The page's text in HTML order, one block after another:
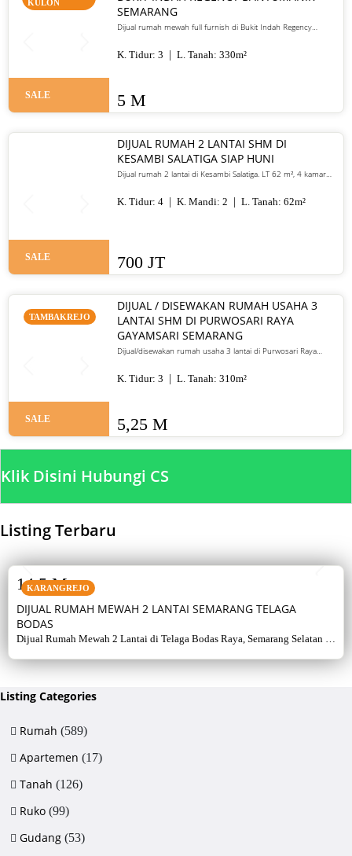
KULON
SALE
SEMARANG
Dijual rumah mewah full furnish di Bukit Indah Regency
premium. Harga 5 M nego
K. Tidur: 3 L. Tanah: 330m²
5 M
SALE
DIJUAL RUMAH 2 LANTAI SHM DI
KESAMBI SALATIGA SIAP HUNI
Dijual rumah 2 lantai di Kesambi Salatiga. LT 62 m², 4 kamar
K. Tidur: 4 K. Mandi: 2 L. Tanah: 62m²
700 JT
TAMBAKREJO
SALE
DIJUAL / DISEWAKAN RUMAH USAHA 3
LANTAI SHM DI PURWOSARI RAYA
GAYAMSARI SEMARANG
Dijual/disewakan rumah usaha 3 lantai di Purwosari Raya
utama. Jual 5,25 M / sewa 135 juta per tahun.
K. Tidur: 3 L. Tanah: 310m²
5,25 M
Klik Disini Hubungi CS
Listing Terbaru
KARANGREJO
DIJUAL RUMAH MEWAH 2 LANTAI SEMARANG TELAGA
BODAS
Dijual Rumah Mewah 2 Lantai di Telaga Bodas Raya, Semarang Selatan –
listrik 5500 watt, air artetis. Lingkungan asri & strategis.
14,5 M
Listing Categories
Rumah (589)
Apartemen (17)
Tanah (126)
Ruko (99)
Gudang (53)